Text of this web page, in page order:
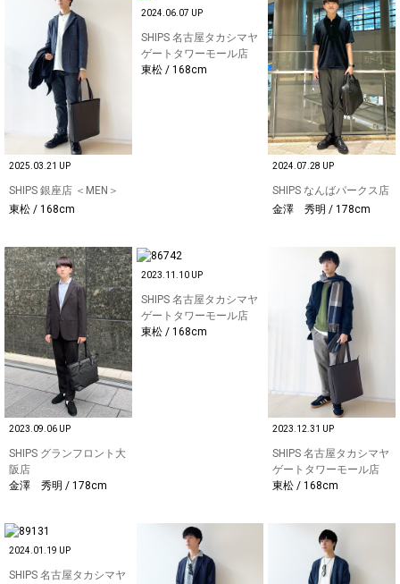
2025.03.21 UP
SHIPS 銀座店 ＜MEN＞
東松 / 168cm
2024.06.07 UP
SHIPS 名古屋タカシマヤ
ゲートタワーモール店
東松 / 168cm
2024.07.28 UP
SHIPS なんばパークス店
金澤 秀明 / 178cm
2023.09.06 UP
SHIPS グランフロント大
阪店
金澤 秀明 / 178cm
2023.11.10 UP
SHIPS 名古屋タカシマヤ
ゲートタワーモール店
東松 / 168cm
2023.12.31 UP
SHIPS 名古屋タカシマヤ
ゲートタワーモール店
東松 / 168cm
2024.01.19 UP
SHIPS 名古屋タカシマヤ